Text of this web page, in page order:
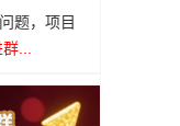
题，项目
...